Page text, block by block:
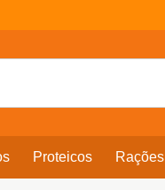
Proteicos Rações